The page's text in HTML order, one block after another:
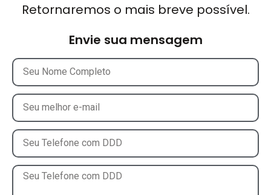
Retornaremos o mais breve possível.
Envie sua mensagem